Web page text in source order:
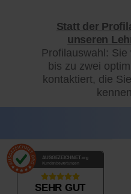
Statt der
unseren
Profilauswahl:
bis zu zwei
kontaktiert, die
AUSGEZEICHNET .org
Kundenbewertungen
SEHR GUT